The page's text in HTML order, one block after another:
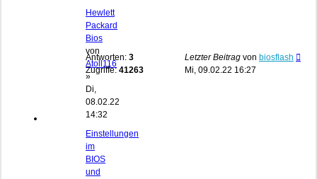
Hewlett
Packard
Bios
von
Atoll116
»
Di,
08.02.22
14:32
Antworten: 3
Zugriffe: 41263
Letzter Beitrag von biosflash
Mi, 09.02.22 16:27
Einstellungen
im
BIOS
und